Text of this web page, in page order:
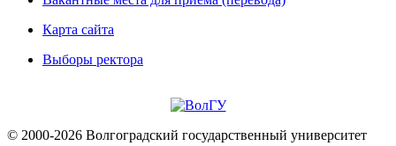
Карта сайта
Выборы ректора
© 2000-2026 Волгоградский государственный университет